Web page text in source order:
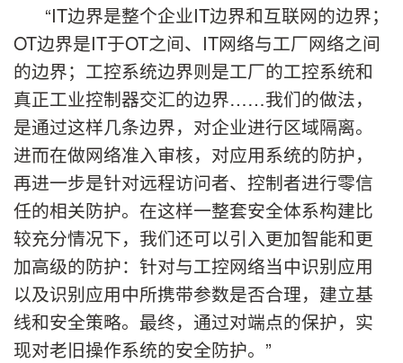
“IT边界是整个企业IT边界和互联网的边界；
OT边界是IT于OT之间、IT网络与工厂网络之间
的边界；工控系统边界则是工厂的工控系统和
真正工业控制器交汇的边界……我们的做法，
是通过这样几条边界，对企业进行区域隔离。
进而在做网络准入审核，对应用系统的防护，
再进一步是针对远程访问者、控制者进行零信
任的相关防护。在这样一整套安全体系构建比
较充分情况下，我们还可以引入更加智能和更
加高级的防护：针对与工控网络当中识别应用
以及识别应用中所携带参数是否合理，建立基
线和安全策略。最终，通过对端点的保护，实
现对老旧操作系统的安全防护。”